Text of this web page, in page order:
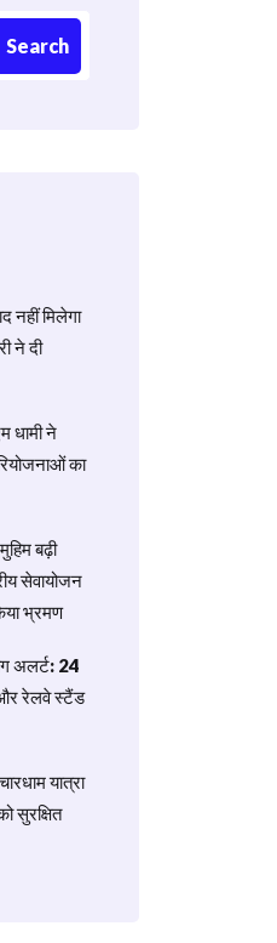
Search
नहीं मिलेगा
ने दी
धामी ने
का
बढ़ी
सेवायोजन
भ्रमण
अलर्ट: 24
रेलवे स्टैंड
यात्रा
सुरक्षित